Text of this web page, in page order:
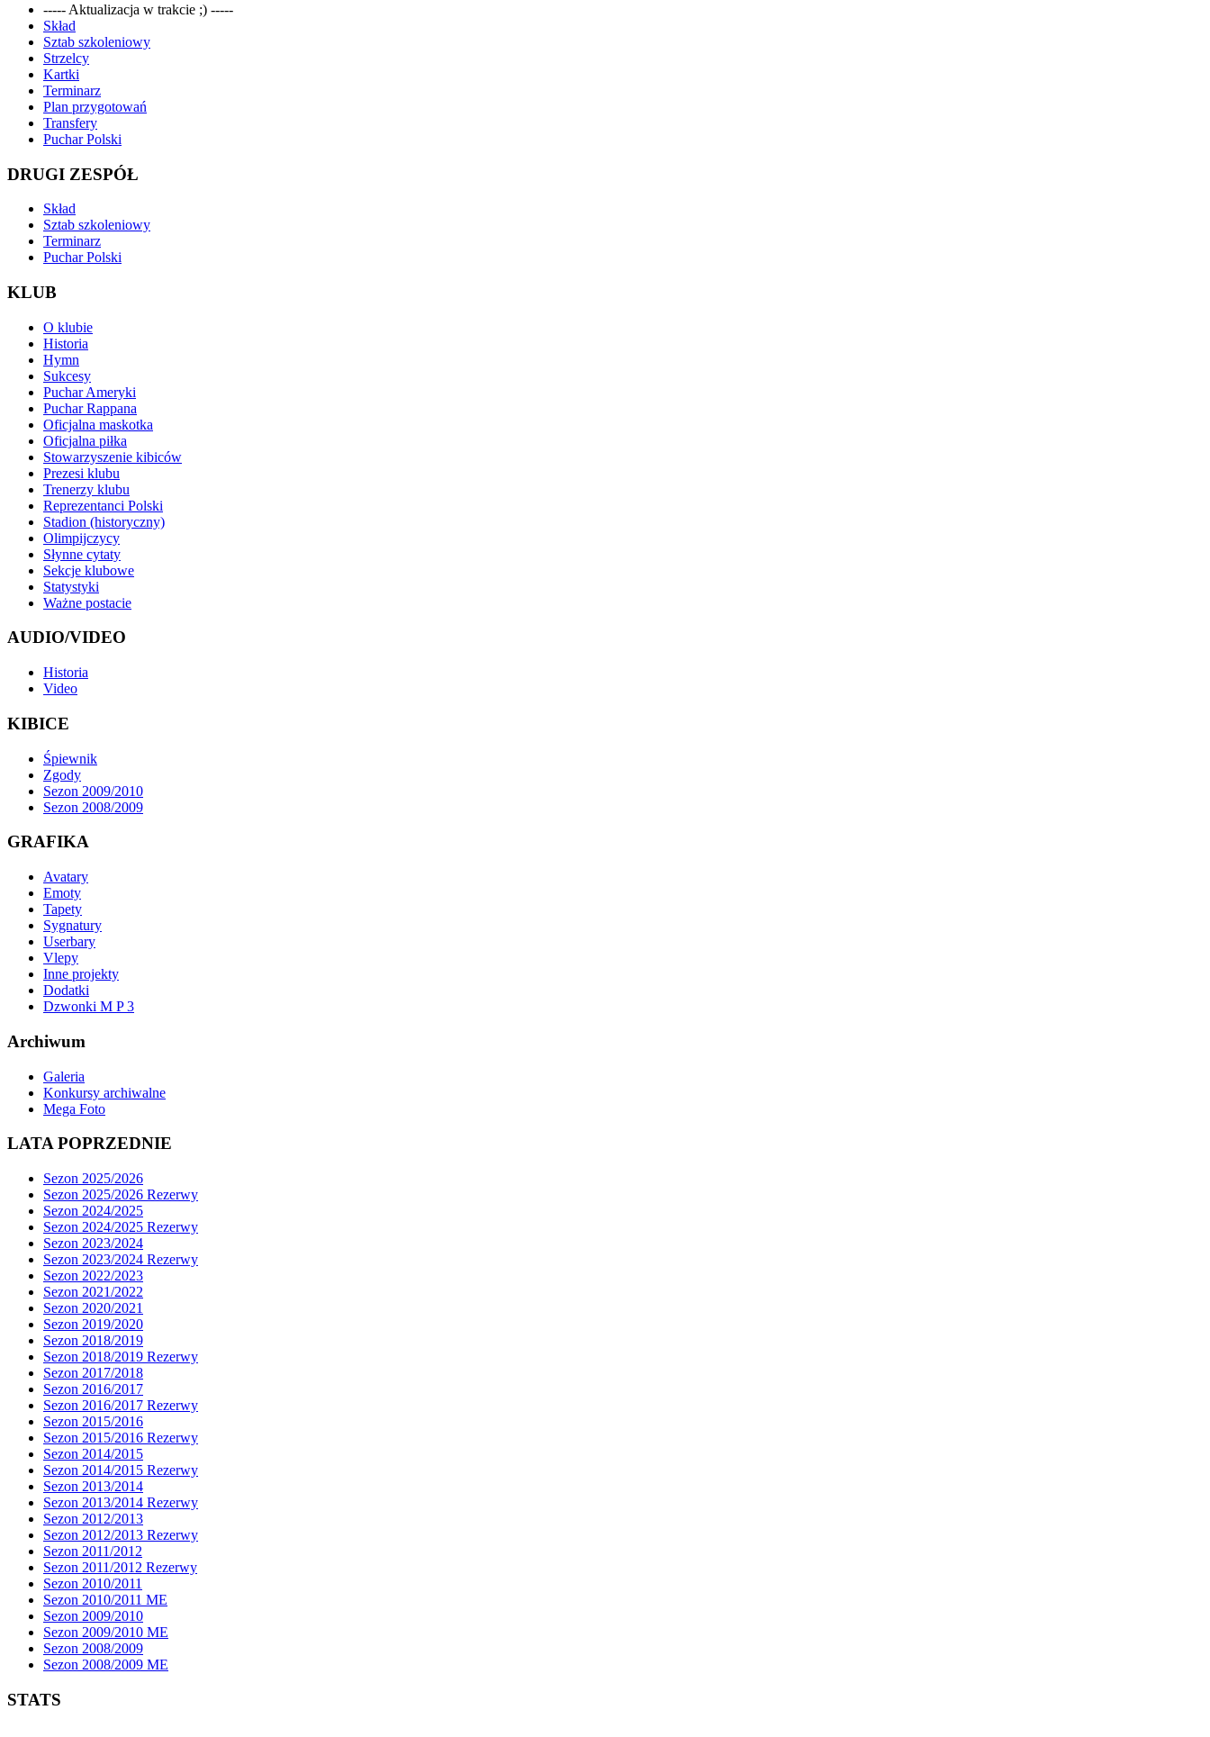
----- Aktualizacja w trakcie ;) -----
Skład
Sztab szkoleniowy
Strzelcy
Kartki
Terminarz
Plan przygotowań
Transfery
Puchar Polski
DRUGI ZESPÓŁ
Skład
Sztab szkoleniowy
Terminarz
Puchar Polski
KLUB
O klubie
Historia
Hymn
Sukcesy
Puchar Ameryki
Puchar Rappana
Oficjalna maskotka
Oficjalna piłka
Stowarzyszenie kibiców
Prezesi klubu
Trenerzy klubu
Reprezentanci Polski
Stadion (historyczny)
Olimpijczycy
Słynne cytaty
Sekcje klubowe
Statystyki
Ważne postacie
AUDIO/VIDEO
Historia
Video
KIBICE
Śpiewnik
Zgody
Sezon 2009/2010
Sezon 2008/2009
GRAFIKA
Avatary
Emoty
Tapety
Sygnatury
Userbary
Vlepy
Inne projekty
Dodatki
Dzwonki M P 3
Archiwum
Galeria
Konkursy archiwalne
Mega Foto
LATA POPRZEDNIE
Sezon 2025/2026
Sezon 2025/2026 Rezerwy
Sezon 2024/2025
Sezon 2024/2025 Rezerwy
Sezon 2023/2024
Sezon 2023/2024 Rezerwy
Sezon 2022/2023
Sezon 2021/2022
Sezon 2020/2021
Sezon 2019/2020
Sezon 2018/2019
Sezon 2018/2019 Rezerwy
Sezon 2017/2018
Sezon 2016/2017
Sezon 2016/2017 Rezerwy
Sezon 2015/2016
Sezon 2015/2016 Rezerwy
Sezon 2014/2015
Sezon 2014/2015 Rezerwy
Sezon 2013/2014
Sezon 2013/2014 Rezerwy
Sezon 2012/2013
Sezon 2012/2013 Rezerwy
Sezon 2011/2012
Sezon 2011/2012 Rezerwy
Sezon 2010/2011
Sezon 2010/2011 ME
Sezon 2009/2010
Sezon 2009/2010 ME
Sezon 2008/2009
Sezon 2008/2009 ME
STATS